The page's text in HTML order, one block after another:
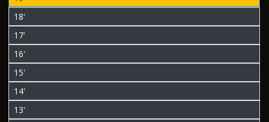
18'
17'
16'
15'
14'
13'